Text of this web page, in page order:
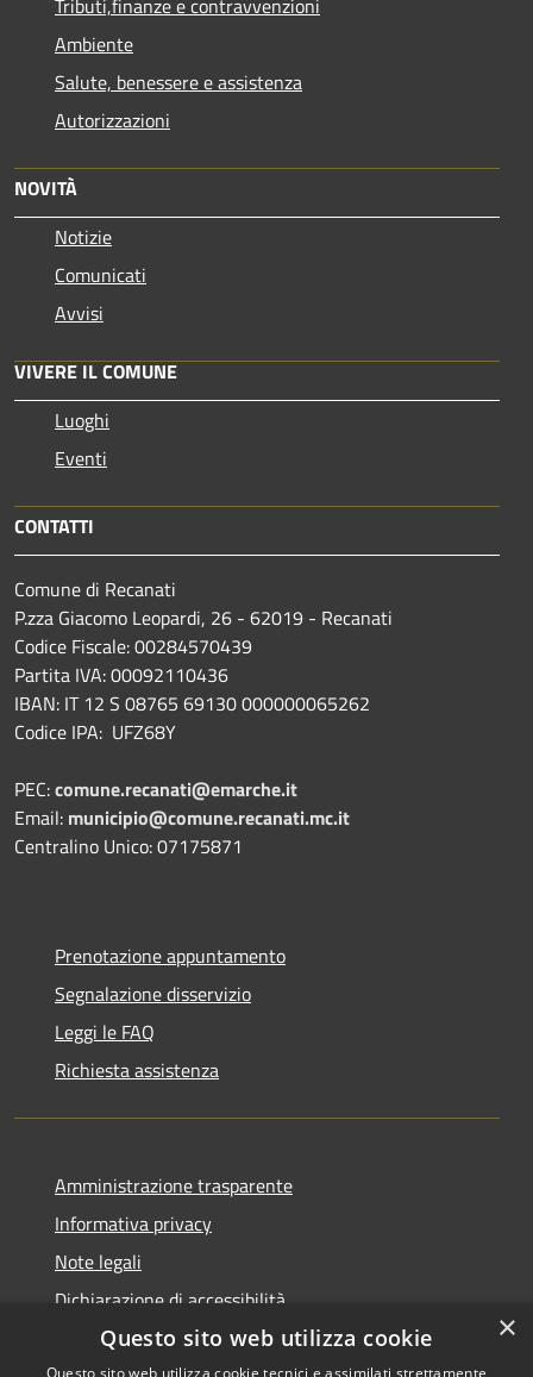
Tributi,finanze e contravvenzioni
Ambiente
Salute, benessere e assistenza
Autorizzazioni
NOVITÀ
Notizie
Comunicati
Avvisi
VIVERE IL COMUNE
Luoghi
Eventi
CONTATTI
Comune di Recanati
P.zza Giacomo Leopardi, 26 - 62019 - Recanati
Codice Fiscale: 00284570439
Partita IVA: 00092110436
IBAN: IT 12 S 08765 69130 000000065262
Codice IPA: UFZ68Y
PEC:comune.recanati@emarche.it
Email: municipio@comune.recanati.mc.it
Centralino Unico: 07175871
Prenotazione appuntamento
Segnalazione disservizio
Leggi le FAQ
Richiesta assistenza
Amministrazione trasparente
Informativa privacy
Note legali
Dichiarazione di accessibilità
×
Questo sito web utilizza cookie
Questo sito web utilizza cookie tecnici e assimilati strettamente